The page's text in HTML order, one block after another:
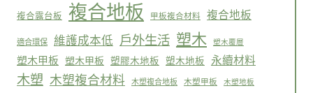
複合露台板 複合地板 甲板複合材料 複合地板
適合環保 維護成本低 戶外生活 塑木 塑木覆層
塑木甲板 塑木甲板 塑膠木地板 塑木地板 永續材料
木塑 木塑複合材料 木塑複合地板 木塑甲板 木塑地板